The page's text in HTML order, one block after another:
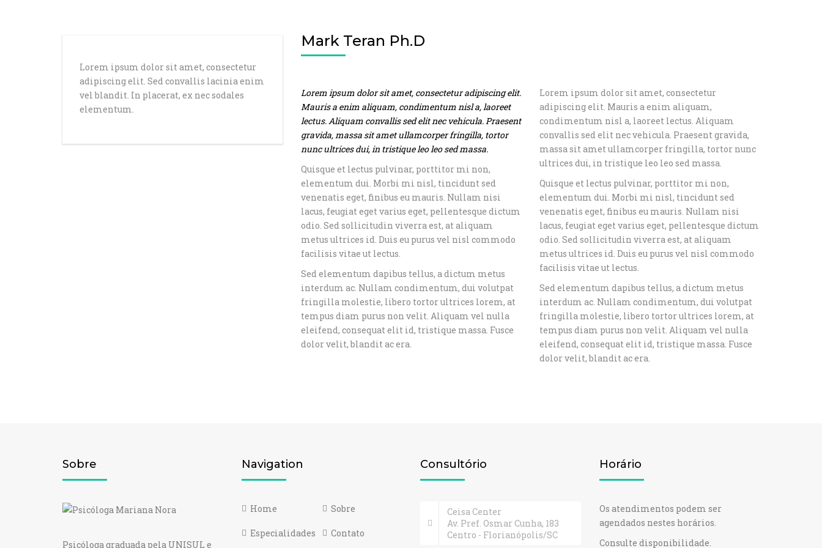
Lorem ipsum dolor sit amet, consectetur
adipiscing elit. Sed convallis lacinia enim
vel blandit. In placerat, ex nec sodales
elementum.
Mark Teran Ph.D
Lorem ipsum dolor sit amet, consectetur adipiscing elit.
Mauris a enim aliquam, condimentum nisl a, laoreet
lectus. Aliquam convallis sed elit nec vehicula. Praesent
gravida, massa sit amet ullamcorper fringilla, tortor
nunc ultrices dui, in tristique leo leo sed massa.
Quisque et lectus pulvinar, porttitor mi non,
elementum dui. Morbi mi nisl, tincidunt sed
venenatis eget, finibus eu mauris. Nullam nisi
lacus, feugiat eget varius eget, pellentesque dictum
odio. Sed sollicitudin viverra est, at aliquam
metus ultrices id. Duis eu purus vel nisl commodo
facilisis vitae ut lectus.
Sed elementum dapibus tellus, a dictum metus
interdum ac. Nullam condimentum, dui volutpat
fringilla molestie, libero tortor ultrices lorem, at
tempus diam purus non velit. Aliquam vel nulla
eleifend, consequat elit id, tristique massa. Fusce
dolor velit, blandit ac era.
Lorem ipsum dolor sit amet, consectetur
adipiscing elit. Mauris a enim aliquam,
condimentum nisl a, laoreet lectus. Aliquam
convallis sed elit nec vehicula. Praesent gravida,
massa sit amet ullamcorper fringilla, tortor nunc
ultrices dui, in tristique leo leo sed massa.
Quisque et lectus pulvinar, porttitor mi non,
elementum dui. Morbi mi nisl, tincidunt sed
venenatis eget, finibus eu mauris. Nullam nisi
lacus, feugiat eget varius eget, pellentesque dictum
odio. Sed sollicitudin viverra est, at aliquam
metus ultrices id. Duis eu purus vel nisl commodo
facilisis vitae ut lectus.
Sed elementum dapibus tellus, a dictum metus
interdum ac. Nullam condimentum, dui volutpat
fringilla molestie, libero tortor ultrices lorem, at
tempus diam purus non velit. Aliquam vel nulla
eleifend, consequat elit id, tristique massa. Fusce
dolor velit, blandit ac era.
Sobre
Psicóloga graduada pela UNISUL e
Navigation
Home Sobre
Especialidades Contato
Consultório
Ceisa Center
Av. Pref. Osmar Cunha, 183
Centro - Florianópolis/SC
Horário
Os atendimentos podem ser
agendados nestes horários.
Consulte disponibilidade.